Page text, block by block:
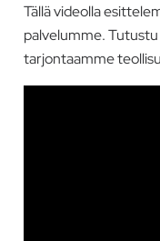
Tällä videolla
palvelumme.
tarjontaamme